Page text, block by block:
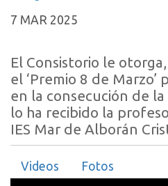
7 MAR 2025
El Consistorio le
el ‘Premio 8 de
en la consecución de
lo ha recibido la
IES Mar de Alborán
Videos Fotos